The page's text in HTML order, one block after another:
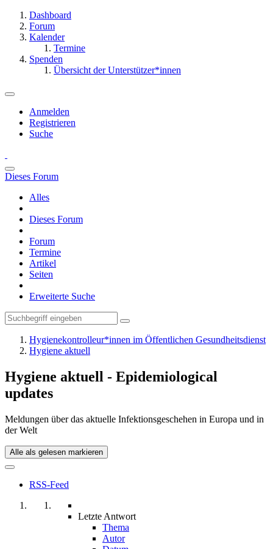
Dashboard
Forum
Kalender
Termine
Spenden
Übersicht der Unterstützer*innen
Anmelden
Registrieren
Suche
Dieses Forum
Alles
Dieses Forum
Forum
Termine
Artikel
Seiten
Erweiterte Suche
Hygienekontrolleur*innen im Öffentlichen Gesundheitsdienst
Hygiene aktuell
Hygiene aktuell - Epidemiological
updates
Meldungen über das aktuelle Infektionsgeschehen in Europa und in
der Welt
Alle als gelesen markieren
RSS-Feed
Letzte Antwort
Thema
Autor